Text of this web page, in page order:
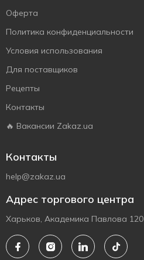
Оферта
Политика конфиденциальности
Условия использования
Для поставщиков
Рецепты
Контакты
🔥 Вакансии Zakaz.ua
Контакты
help@zakaz.ua
Адрес торгового центра
Харьков, Академика Павлова 120